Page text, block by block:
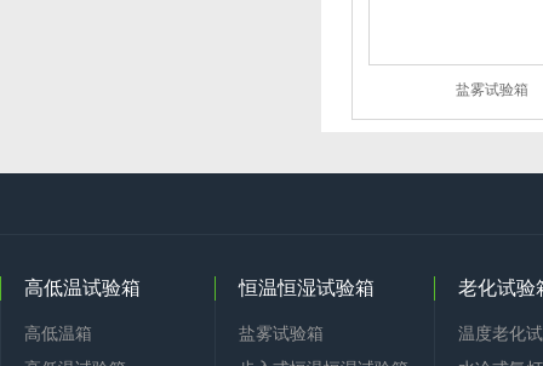
盐雾试验箱
高低温试验箱
高低温箱
恒温恒湿试验箱
盐雾试验箱
老化试验
温度老化